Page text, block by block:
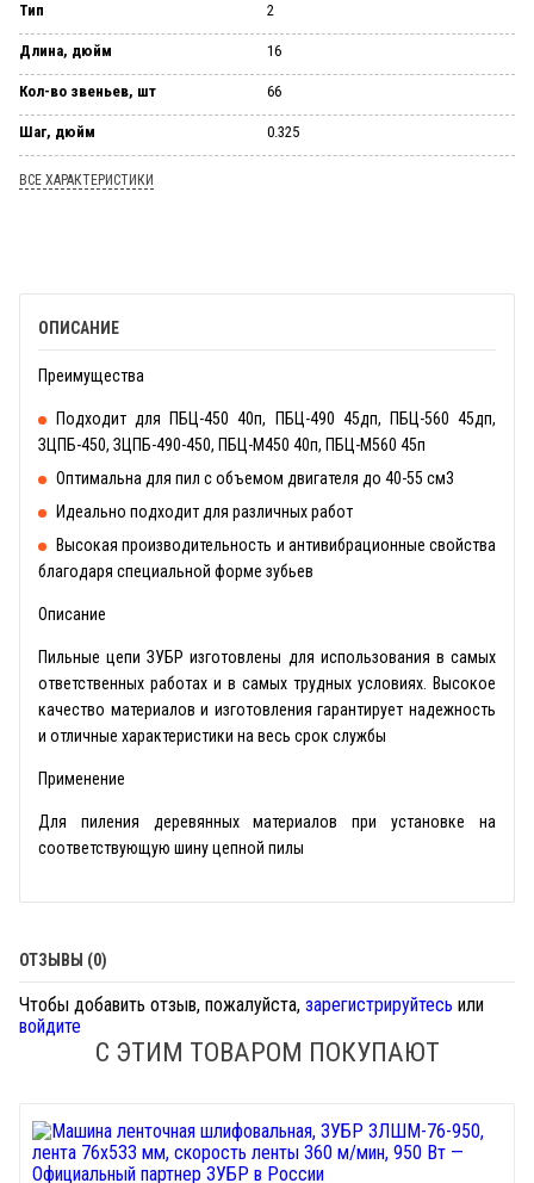
Тип
2
Длина, дюйм 16
Кол-во звеньев, шт 66
Шаг, дюйм 0.325
ВСЕ ХАРАКТЕРИСТИКИ
ОПИСАНИЕ
Преимущества
Подходит для ПБЦ-450 40п, ПБЦ-490 45дп, ПБЦ-560 45дп,
ЗЦПБ-450, ЗЦПБ-490-450, ПБЦ-М450 40п, ПБЦ-М560 45п
Оптимальна для пил с объемом двигателя до 40-55 см3
Идеально подходит для различных работ
Высокая производительность и антивибрационные свойства
благодаря специальной форме зубьев
Описание
Пильные цепи ЗУБР изготовлены для использования в самых
ответственных работах и в самых трудных условиях. Высокое
качество материалов и изготовления гарантирует надежность
и отличные характеристики на весь срок службы
Применение
Для пиления деревянных материалов при установке на
соответствующую шину цепной пилы
ОТЗЫВЫ (0)
Чтобы добавить отзыв, пожалуйста, зарегистрируйтесь или
войдите
С ЭТИМ ТОВАРОМ ПОКУПАЮТ